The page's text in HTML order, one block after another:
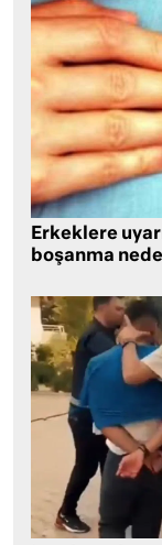
Erkeklere
boşanma